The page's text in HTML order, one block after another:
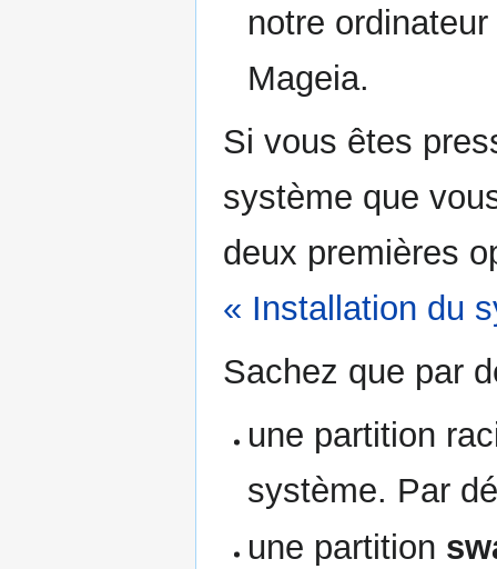
notre
Mageia.
Si vous êtes
système que
deux premières
« Installation du
Sachez que par
une partition
système. Par
une partition